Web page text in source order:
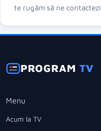
te rugăm să ne
PROGRAMTV
Menu
Acum la TV